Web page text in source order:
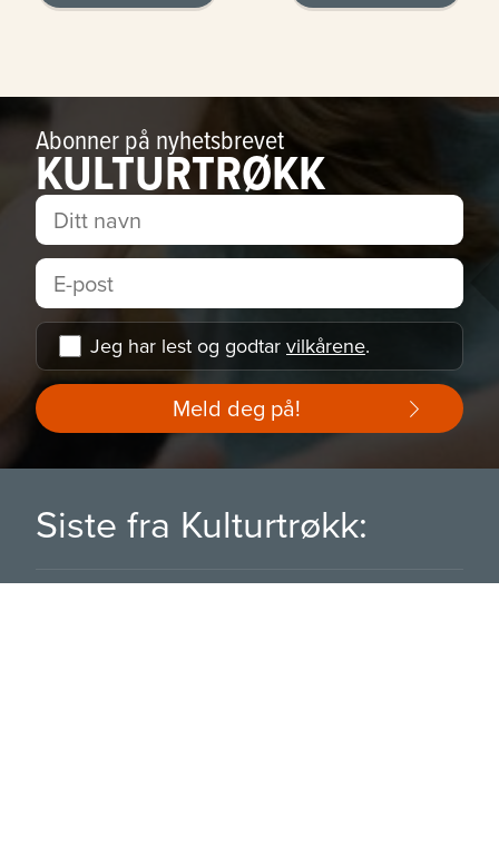
Abonner på nyhetsbrevet
KULTURTRØKK
Jeg har lest og godtar vilkårene.
Meld deg på!
Siste fra Kulturtrøkk: